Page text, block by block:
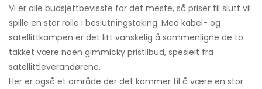
Vi er alle budsjettbevisste for det meste, så priser til slutt vil
spille en stor rolle i beslutningstaking. Med kabel- og
satellittkampen er det litt vanskelig å sammenligne de to
takket være noen gimmicky pristilbud, spesielt fra
satellittleverandørene.
Her er også et område der det kommer til å være en stor